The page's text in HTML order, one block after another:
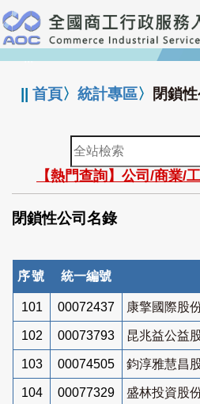
跳
到
主
要
:::
||首頁〉統計專區〉 閉鎖
全
站
檢
索
【熱門查詢】公司/商業/
閉鎖性公司名錄
序號 統一編號
101 00072437 康擎國際股
102 00073793 昆兆益公益
103 00074505 鈞淳雅慧昌
104 00077329 盛林投資股